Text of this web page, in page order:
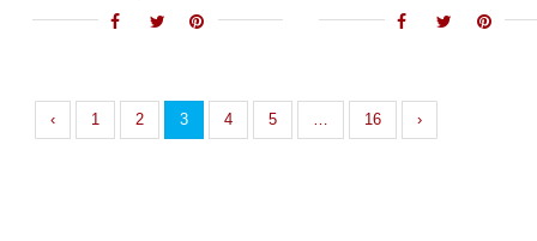
‹ 1 2 3 4 5 … 16 ›